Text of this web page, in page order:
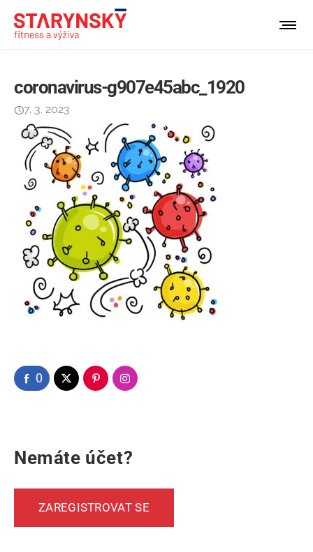
coronavirus-g907e45abc_1920
7. 3. 2023
0
Nemáte účet?
ZAREGISTROVAT SE